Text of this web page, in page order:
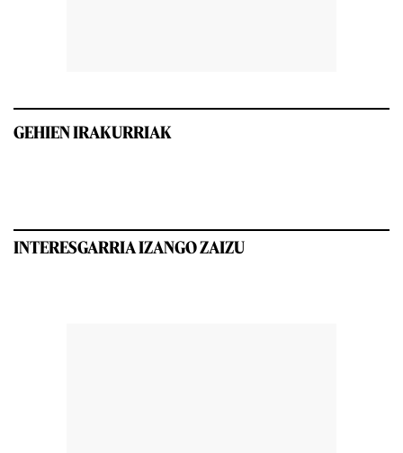
GEHIEN IRAKURRIAK
INTERESGARRIA IZANGO ZAIZU